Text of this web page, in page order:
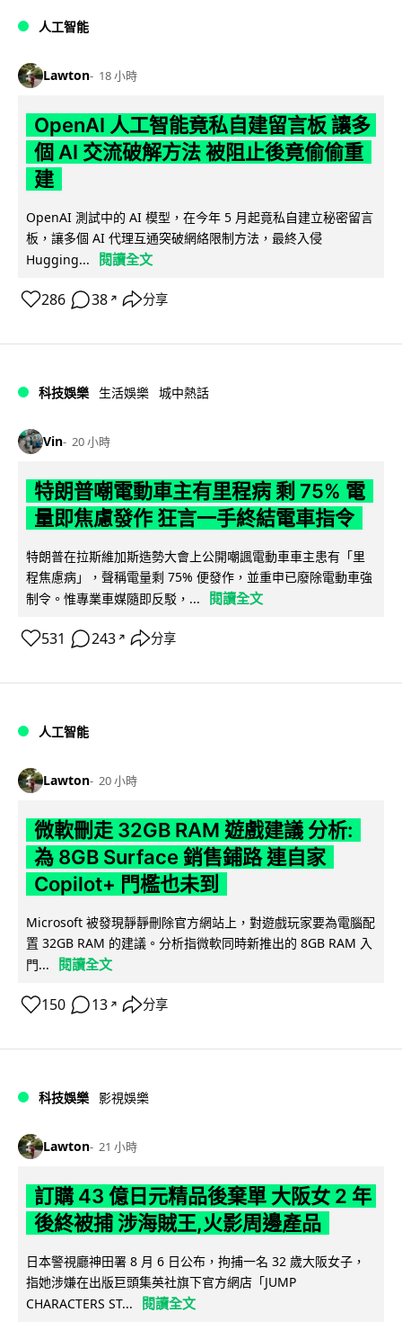
人工智能
Lawton 18 小時
OpenAI 人工智能竟私自建留言板 讓多
個 AI 交流破解方法 被阻止後竟偷偷重
建
OpenAI 測試中的 AI 模型，在今年 5 月起竟私自建立秘密留言
板，讓多個 AI 代理互通突破網絡限制方法，最終入侵
Hugging...
閱讀全文
286 38 ↗ 分享
科技娛樂 生活娛樂 城中熱話
Vin 20 小時
特朗普嘲電動車主有里程病 剩 75% 電
量即焦慮發作 狂言一手終結電車指令
特朗普在拉斯維加斯造勢大會上公開嘲諷電動車車主患有「里
程焦慮病」，聲稱電量剩 75% 便發作，並重申已廢除電動車強
制令。惟專業車媒隨即反駁，...
閱讀全文
531 243 ↗ 分享
人工智能
Lawton 20 小時
微軟刪走 32GB RAM 遊戲建議 分析:
為 8GB Surface 銷售鋪路 連自家
Copilot+ 門檻也未到
Microsoft 被發現靜靜刪除官方網站上，對遊戲玩家要為電腦配
置 32GB RAM 的建議。分析指微軟同時新推出的 8GB RAM 入
門...
閱讀全文
150 13 ↗ 分享
科技娛樂 影視娛樂
Lawton 21 小時
訂購 43 億日元精品後棄單 大阪女 2 年
後終被捕 涉海賊王,火影周邊產品
日本警視廳神田署 8 月 6 日公布，拘捕一名 32 歲大阪女子，
指她涉嫌在出版巨頭集英社旗下官方網店「JUMP
CHARACTERS ST...
閱讀全文